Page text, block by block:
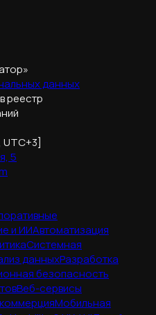
данных
реестр
UTC+3]
5
и ИИАвтоматизация
Системная
данныхРазработка
безопасность
Веб-сервисы
Мобильная